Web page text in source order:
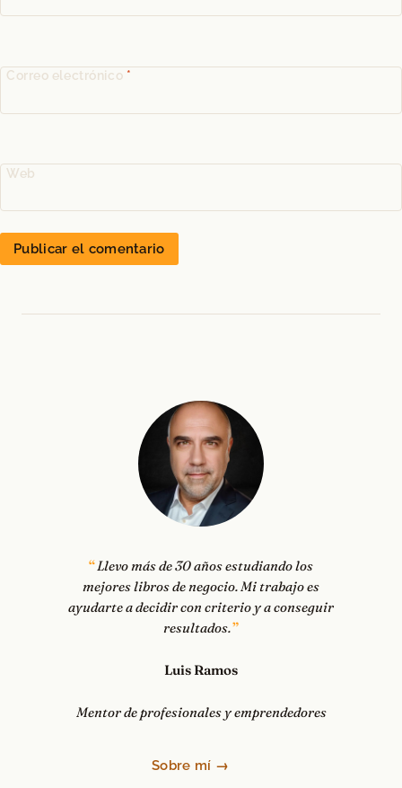
Correo electrónico *
Web
Llevo más de 30 años estudiando los
mejores libros de negocio. Mi trabajo es
ayudarte a decidir con criterio y a conseguir
resultados.
Luis Ramos
Mentor de profesionales y emprendedores
Sobre mí →